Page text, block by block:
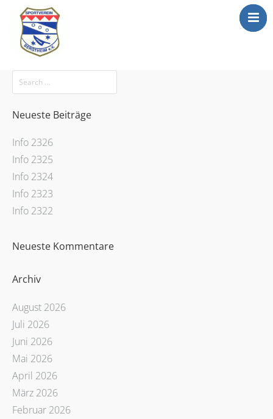
Home
News
Abteilungen
Kontakt
Neueste Beiträge
Info 2326
Info 2325
Info 2324
Info 2323
Info 2322
Neueste Kommentare
Archiv
August 2026
Juli 2026
Juni 2026
Mai 2026
April 2026
März 2026
Februar 2026